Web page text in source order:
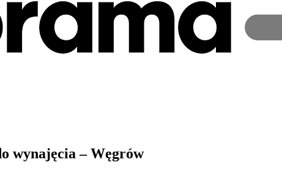
wynajęcia – Węgrów